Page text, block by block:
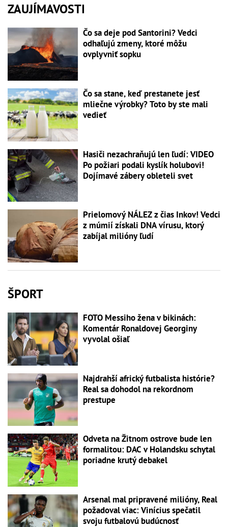
ZAUJÍMAVOSTI
Čo sa deje pod Santorini? Vedci
odhaľujú zmeny, ktoré môžu
ovplyvniť sopku
Čo sa stane, keď prestanete jesť
mliečne výrobky? Toto by ste mali
vedieť
Hasiči nezachraňujú len ľudí: VIDEO
Po požiari podali kyslík holubovi!
Dojímavé zábery obleteli svet
Prielomový NÁLEZ z čias Inkov! Vedci
z múmií získali DNA vírusu, ktorý
zabíjal milióny ľudí
ŠPORT
FOTO Messiho žena v bikinách:
Komentár Ronaldovej Georginy
vyvolal ošiaľ
Najdrahší africký futbalista histórie?
Real sa dohodol na rekordnom
prestupe
Odveta na Žitnom ostrove bude len
formalitou: DAC v Holandsku schytal
poriadne krutý debakel
Arsenal mal pripravené milióny, Real
požadoval viac: Vinícius spečatil
svoju futbalovú budúcnosť